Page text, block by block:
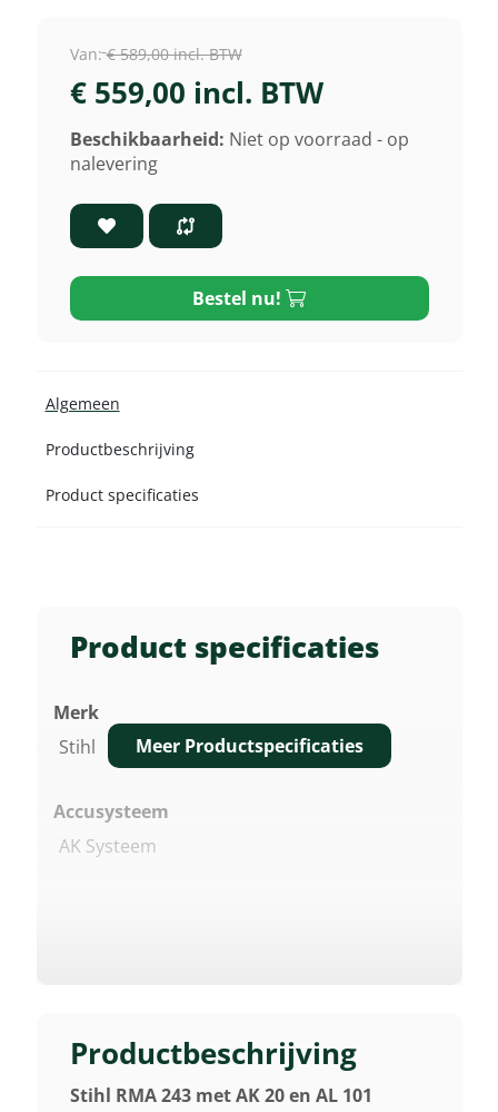
Productbeschrijving
Stihl RMA 243 met AK 20 en AL 101
Product specificaties
Merk
Stihl
Accusysteem
AK Systeem
41 Cm
Meer Productspecificaties
Van: € 589,00 incl. BTW
€ 559,00 incl. BTW
Beschikbaarheid: Niet op voorraad - op
nalevering
Bestel nu!
Algemeen
Productbeschrijving
Product specificaties